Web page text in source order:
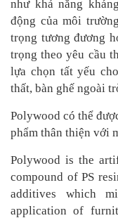
như khả năng
động của môi
trọng tương đương
trọng theo yêu cầu
lựa chọn tất yếu
thất, bàn ghế ngoài
Polywood có thể
phẩm thân thiện với
Polywood is the
compound of PS
additives which
application of